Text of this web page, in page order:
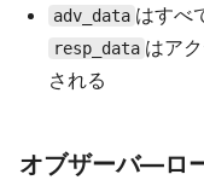
adv_data はすべ
resp_data はア
される
オブザーバ―ロ